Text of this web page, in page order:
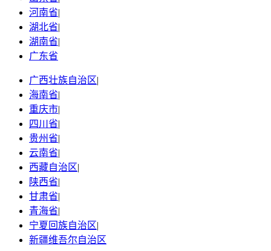
河南省|
湖北省|
湖南省|
广东省
广西壮族自治区|
海南省|
重庆市|
四川省|
贵州省|
云南省|
西藏自治区|
陕西省|
甘肃省|
青海省|
宁夏回族自治区|
新疆维吾尔自治区